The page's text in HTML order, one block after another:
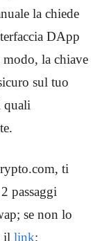
la chiede
DApp
la chiave
sul tuo
quali
ti
passaggi
se non lo
il link;